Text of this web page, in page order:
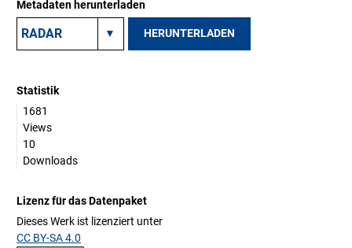
Metadaten herunterladen
HERUNTERLADEN
Statistik
1681
Views
10
Downloads
Lizenz für das Datenpaket
Dieses Werk ist lizenziert unter
CC BY-SA 4.0